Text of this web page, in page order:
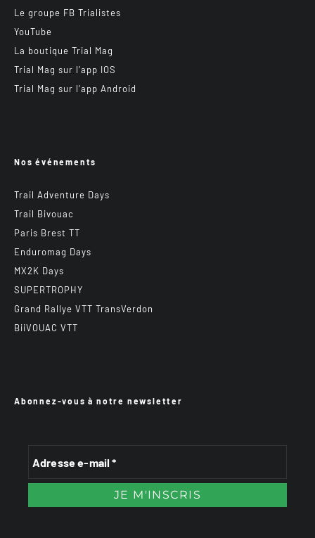
Le groupe FB Trialistes
YouTube
La boutique Trial Mag
Trial Mag sur l’app IOS
Trial Mag sur l’app Android
Nos événements
Trail Adventure Days
Trail Bivouac
Paris Brest TT
Enduromag Days
MX2K Days
SUPERTROPHY
Grand Rallye VTT TransVerdon
BiiVOUAC VTT
Abonnez-vous à notre newsletter